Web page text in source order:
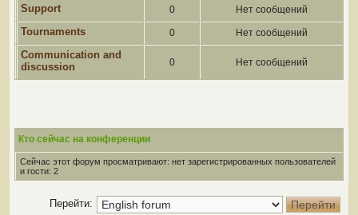
Support 0 Нет сообщений
Tournaments 0 Нет сообщений
Communication and
discussion
0 Нет сообщений
Кто сейчас на конференции
Сейчас этот форум просматривают: нет зарегистрированных пользователей
и гости: 2
Перейти: